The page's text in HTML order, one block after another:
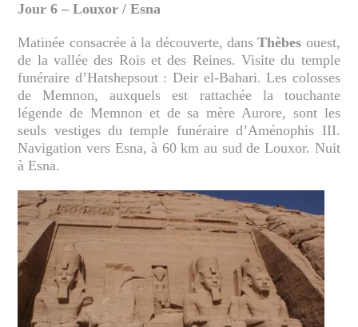
Jour 6 – Louxor / Esna
Matinée consacrée à la découverte, dansThèbes ouest,
de la vallée des Rois et des Reines. Visite du temple
funéraire d’Hatshepsout : Deir el-Bahari. Les colosses
de Memnon, auxquels est rattachée la touchante
légende de Memnon et de sa mère Aurore, sont les
seuls vestiges du temple funéraire d’Aménophis III.
Navigation vers Esna, à 60 km au sud de Louxor. Nuit
à Esna.